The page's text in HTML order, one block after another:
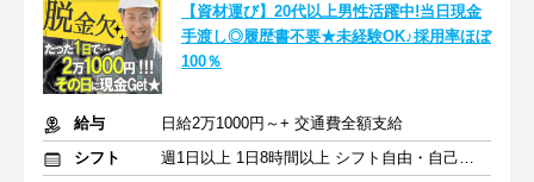
【資材運び】20代以上男性活躍中!当日現金
手渡し◎履歴書不要★未経験OK♪採用率ほぼ
100％
給与
日給2万1000円～+ 交通費全額支給
シフト
週1日以上 1日8時間以上 シフト自由・自己申告